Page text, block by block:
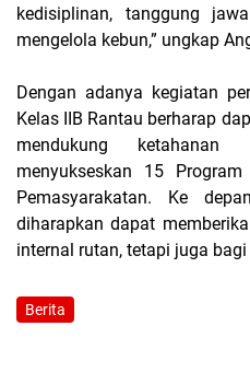
kedisiplinan, tanggung
mengelola kebun,” ungkap
Dengan adanya kegiatan
Kelas IIB Rantau berharap
mendukung
menyukseskan 15
Pemasyarakatan. Ke
diharapkan dapat
internal rutan, tetapi juga
Berita